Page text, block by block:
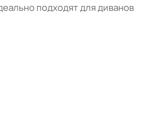
подходят для диванов